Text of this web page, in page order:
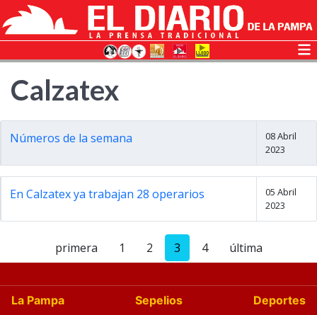
Calzatex
Números de la semana
08 Abril
2023
En Calzatex ya trabajan 28 operarios
05 Abril
2023
primera 1 2 3 4 última
La Pampa Sepelios
Deportes